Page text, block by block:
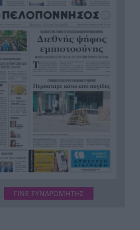
Η μεγάλη ιστορία του
παπαγάλου που κλάπηκε το
2017 και βρέθηκε μετά από 9
χρόνια
Φρίκη στην Κρήτη: Τουρίστας
ρωτούσε πόσο να πληρώσει
για να ασελγήσει σε 10χρονο
Πιάστηκε στα πράσα με 106
συσκευασίες χασίς σε
προαύλιο σχολείου στο
Μαρούσι
Μαγνησία: «Aκυβέρνητο»
φορτηγό έκοψε στύλο
ΓΙΝΕ ΣΥΝΔΡΟΜΗΤΗΣ